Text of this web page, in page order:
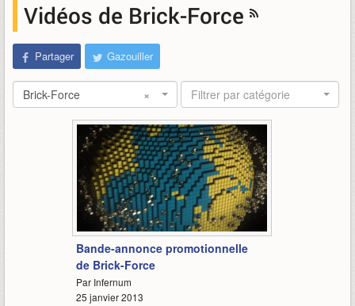
Vidéos de Brick-Force
Partager Gazouiller
×
Brick-Force Filtrer par catégorie
1:46
Bande-annonce promotionnelle
de Brick-Force
Par Infernum
25 janvier 2013